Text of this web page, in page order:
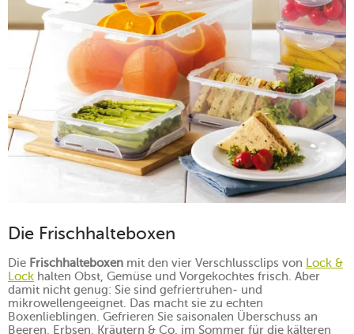
Die Frischhalteboxen
Die Frischhalteboxen mit den vier Verschlussclips von Lock &
Lock halten Obst, Gemüse und Vorgekochtes frisch. Aber
damit nicht genug: Sie sind gefriertruhen- und
mikrowellengeeignet. Das macht sie zu echten
Boxenlieblingen. Gefrieren Sie saisonalen Überschuss an
Beeren, Erbsen, Kräutern & Co. im Sommer für die kälteren